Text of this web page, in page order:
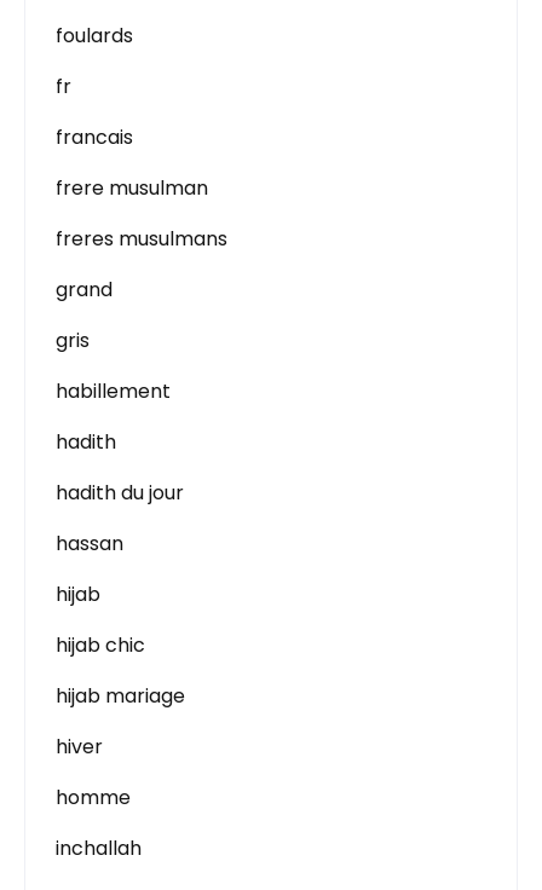
foulards
fr
francais
frere musulman
freres musulmans
grand
gris
habillement
hadith
hadith du jour
hassan
hijab
hijab chic
hijab mariage
hiver
homme
inchallah